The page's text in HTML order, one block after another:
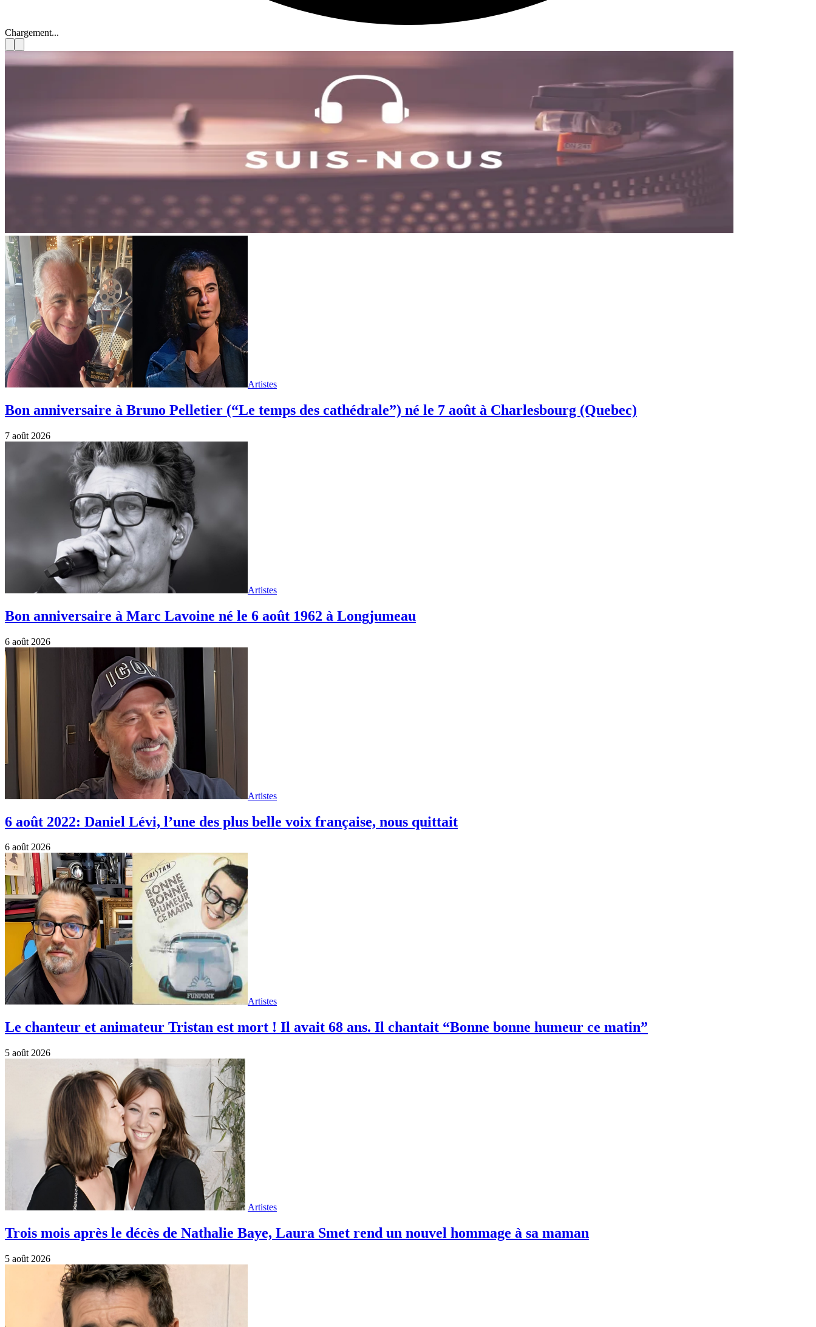
Chargement...
Artistes
Bon anniversaire à Bruno Pelletier (“Le temps des cathédrale”) né le 7 août à Charlesbourg (Quebec)
7 août 2026
Artistes
Bon anniversaire à Marc Lavoine né le 6 août 1962 à Longjumeau
6 août 2026
Artistes
6 août 2022: Daniel Lévi, l’une des plus belle voix française, nous quittait
6 août 2026
Artistes
Le chanteur et animateur Tristan est mort ! Il avait 68 ans. Il chantait “Bonne bonne humeur ce matin”
5 août 2026
Artistes
Trois mois après le décès de Nathalie Baye, Laura Smet rend un nouvel hommage à sa maman
5 août 2026